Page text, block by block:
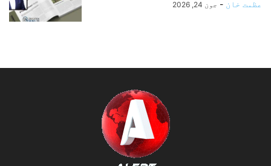
عظمت خان - جون 24, 2026